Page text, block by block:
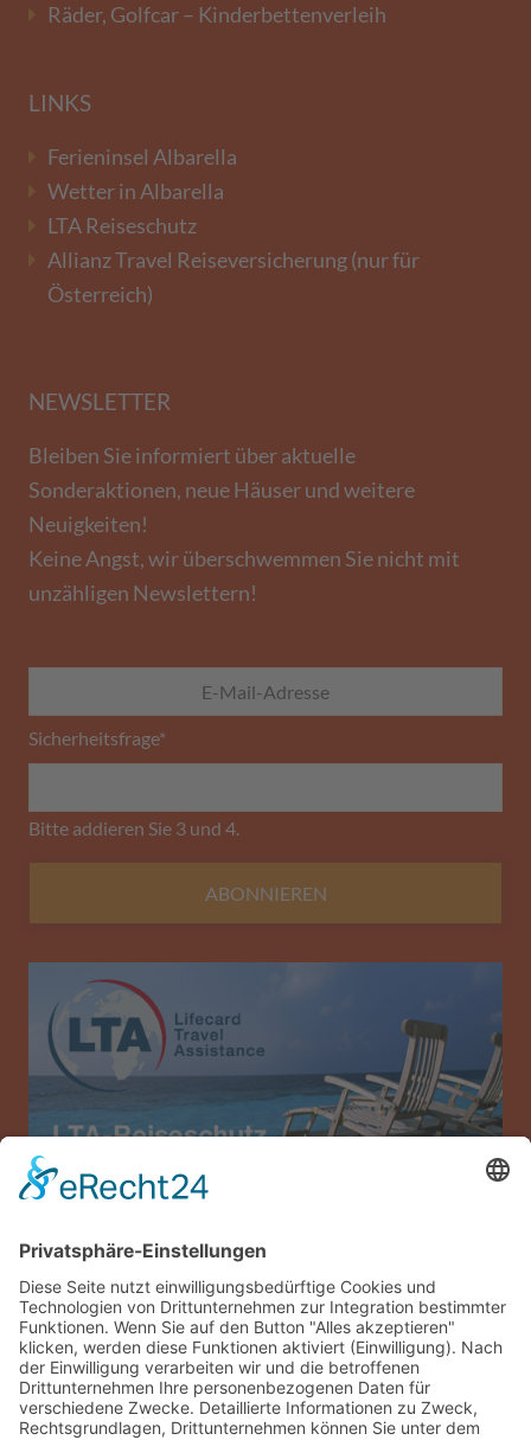
Räder, Golfcar – Kinderbettenverleih
LINKS
Ferieninsel Albarella
Wetter in Albarella
LTA Reiseschutz
Allianz Travel Reiseversicherung (nur für
Österreich)
NEWSLETTER
Bleiben Sie informiert über aktuelle
Sonderaktionen, neue Häuser und weitere
Neuigkeiten!
Keine Angst, wir überschwemmen Sie nicht mit
unzähligen Newslettern!
Sicherheitsfrage*
Bitte addieren Sie 3 und 4.
ABONNIEREN
Allianz Travel Reiseversicherung (nur für
Österreich)